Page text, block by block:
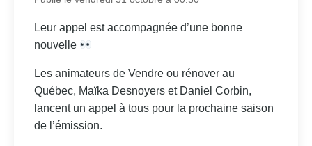
Leur appel est accompagnée d’une bonne
nouvelle
Les animateurs de Vendre ou rénover au
Québec, Maïka Desnoyers et Daniel Corbin,
lancent un appel à tous pour la prochaine saison
de l’émission.